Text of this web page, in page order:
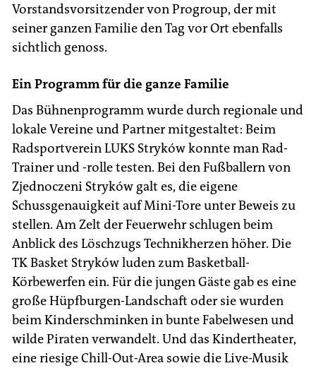
Vorstandsvorsitzender von Progroup, der mit
seiner ganzen Familie den Tag vor Ort ebenfalls
sichtlich genoss.
Ein Programm für die ganze Familie
Das Bühnenprogramm wurde durch regionale und
lokale Vereine und Partner mitgestaltet: Beim
Radsportverein LUKS Stryków konnte man Rad-
Trainer und -rolle testen. Bei den Fußballern von
Zjednoczeni Stryków galt es, die eigene
Schussgenauigkeit auf Mini-Tore unter Beweis zu
stellen. Am Zelt der Feuerwehr schlugen beim
Anblick des Löschzugs Technikherzen höher. Die
TK Basket Stryków luden zum Basketball-
Körbewerfen ein. Für die jungen Gäste gab es eine
große Hüpfburgen-Landschaft oder sie wurden
beim Kinderschminken in bunte Fabelwesen und
wilde Piraten verwandelt. Und das Kindertheater,
eine riesige Chill-Out-Area sowie die Live-Musik